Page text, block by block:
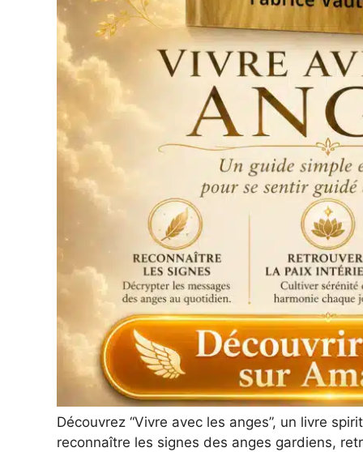
Découvrez “Vivre avec les anges”, un livre
reconnaître les signes des anges gardiens,